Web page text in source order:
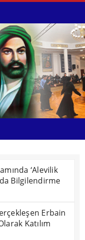
‘Alevilik
Bilgilendirme
Erbain
Katılım